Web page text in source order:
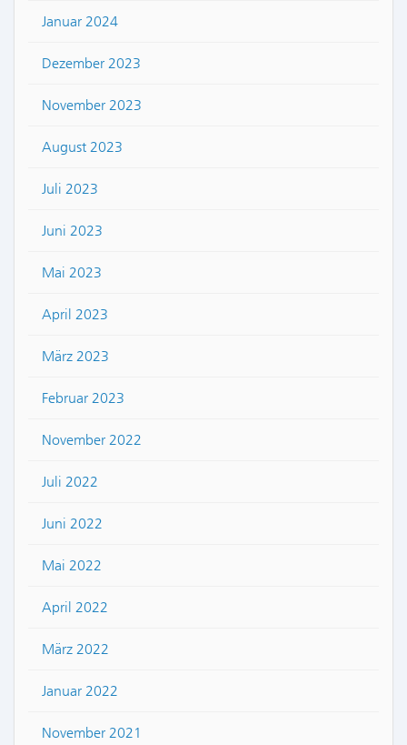
Januar 2024
Dezember 2023
November 2023
August 2023
Juli 2023
Juni 2023
Mai 2023
April 2023
März 2023
Februar 2023
November 2022
Juli 2022
Juni 2022
Mai 2022
April 2022
März 2022
Januar 2022
November 2021